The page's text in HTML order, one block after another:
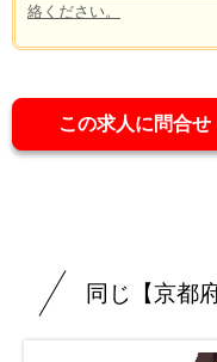
絡ください。
この求人に問合せ
同じ【京都